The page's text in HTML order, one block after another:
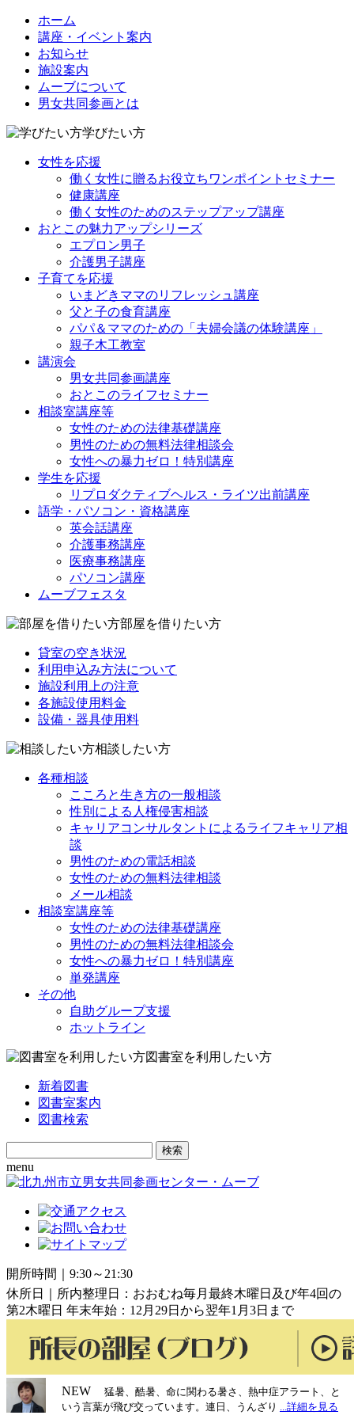
ホーム
講座・イベント案内
お知らせ
施設案内
ムーブについて
男女共同参画とは
学びたい方
女性を応援
働く女性に贈るお役立ちワンポイントセミナー
健康講座
働く女性のためのステップアップ講座
おとこの魅力アップシリーズ
エプロン男子
介護男子講座
子育てを応援
いまどきママのリフレッシュ講座
父と子の食育講座
パパ＆ママのための「夫婦会議の体験講座」
親子木工教室
講演会
男女共同参画講座
おとこのライフセミナー
相談室講座等
女性のための法律基礎講座
男性のための無料法律相談会
女性への暴力ゼロ！特別講座
学生を応援
リプロダクティブヘルス・ライツ出前講座
語学・パソコン・資格講座
英会話講座
介護事務講座
医療事務講座
パソコン講座
ムーブフェスタ
部屋を借りたい方
貸室の空き状況
利用申込み方法について
施設利用上の注意
各施設使用料金
設備・器具使用料
相談したい方
各種相談
こころと生き方の一般相談
性別による人権侵害相談
キャリアコンサルタントによるライフキャリア相
談
男性のための電話相談
女性のための無料法律相談
メール相談
相談室講座等
女性のための法律基礎講座
男性のための無料法律相談会
女性への暴力ゼロ！特別講座
単発講座
その他
自助グループ支援
ホットライン
図書室を利用したい方
新着図書
図書室案内
図書検索
Search
for:
menu
開所時間｜9:30～21:30
休所日｜所内整理日：おおむね毎月最終木曜日及び年4回の
第2木曜日 年末年始：12月29日から翌年1月3日まで
NEW
猛暑、酷暑、命に関わる暑さ、熱中症アラート、と
いう言葉が飛び交っています。連日、うんざり ...詳細を見る